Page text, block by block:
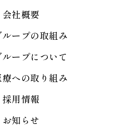
会社概要
ープの取組み
ープについて
への取り組み
採用情報
お知らせ